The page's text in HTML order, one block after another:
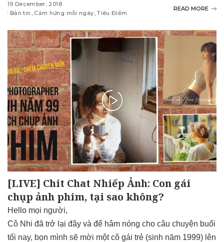
19 December, 2018
Bản tin
Cảm hứng mỗi ngày Tiêu Điểm
READ MORE
[LIVE] Chit Chat Nhiếp Ảnh: Con gái
chụp ảnh phim, tại sao không?
Hello mọi người,
Cô Nhi đã trở lại đây và để hâm nóng cho câu chuyện buổi
tối nay, bọn mình sẽ mời một cô gái trẻ (sinh năm 1999) lên